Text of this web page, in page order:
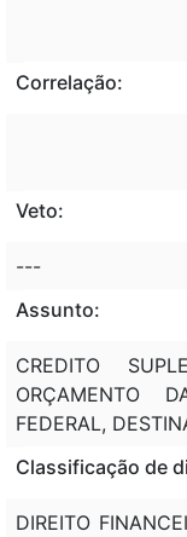
Correlação:
Veto:
---
Assunto:
CREDITO
ORÇAMENTO
FEDERAL,
Classificação de
DIREITO